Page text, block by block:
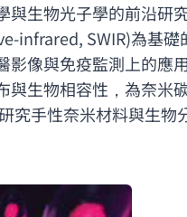
與生物光子學的前沿研
infrared, SWIR)為基
影像與免疫監測上的應
與生物相容性，為奈米
究手性奈米材料與生